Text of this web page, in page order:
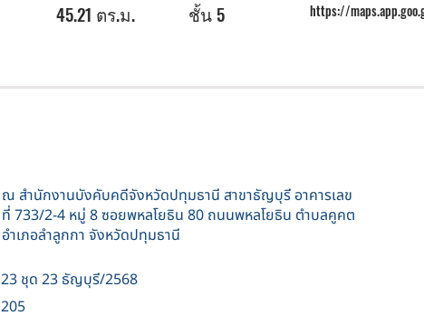
45.21 ตร.ม. ชั้น 5 https://
ณ สำนักงานบังคับคดีจังหวัดปทุมธานี สาขาธัญบุรี อาคารเลข
ที่ 733/2-4 หมู่ 8 ซอยพหลโยธิน 80 ถนนพหลโยธิน ตำบลคูคต
อำเภอลำลูกกา จังหวัดปทุมธานี
23 ชุด 23 ธัญบุรี/2568
205